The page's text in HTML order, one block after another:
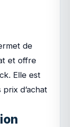
de
et offre
Elle est
d’achat